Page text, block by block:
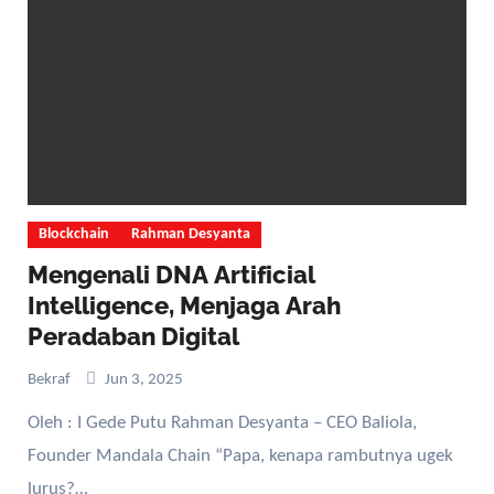
Blockchain Rahman Desyanta
Mengenali DNA Artificial
Intelligence, Menjaga Arah
Peradaban Digital
Bekraf Jun 3, 2025
Oleh : I Gede Putu Rahman Desyanta – CEO Baliola,
Founder Mandala Chain “Papa, kenapa rambutnya ugek
lurus?…